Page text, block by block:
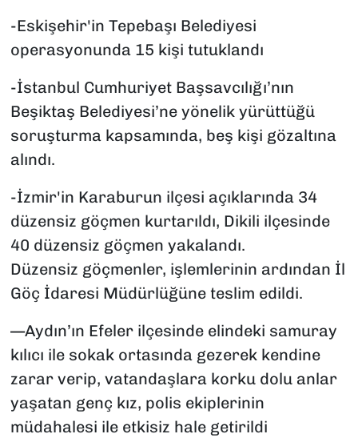
-Eskişehir'in Tepebaşı Belediyesi
operasyonunda 15 kişi tutuklandı
-İstanbul Cumhuriyet Başsavcılığı’nın
Beşiktaş Belediyesi’ne yönelik yürüttüğü
soruşturma kapsamında, beş kişi gözaltına
alındı.
-İzmir'in Karaburun ilçesi açıklarında 34
düzensiz göçmen kurtarıldı, Dikili ilçesinde
40 düzensiz göçmen yakalandı.
Düzensiz göçmenler, işlemlerinin ardından İl
Göç İdaresi Müdürlüğüne teslim edildi.
—Aydın’ın Efeler ilçesinde elindeki samuray
kılıcı ile sokak ortasında gezerek kendine
zarar verip, vatandaşlara korku dolu anlar
yaşatan genç kız, polis ekiplerinin
müdahalesi ile etkisiz hale getirildi